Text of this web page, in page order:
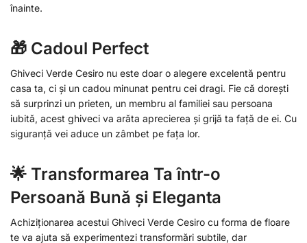
înainte.
🎁 Cadoul Perfect
Ghiveci Verde Cesiro nu este doar o alegere excelentă pentru
casa ta, ci și un cadou minunat pentru cei dragi. Fie că dorești
să surprinzi un prieten, un membru al familiei sau persoana
iubită, acest ghiveci va arăta aprecierea și grijă ta față de ei. Cu
siguranță vei aduce un zâmbet pe fața lor.
🌟 Transformarea Ta într-o
Persoană Bună și Eleganta
Achiziționarea acestui Ghiveci Verde Cesiro cu forma de floare
te va ajuta să experimentezi transformări subtile, dar